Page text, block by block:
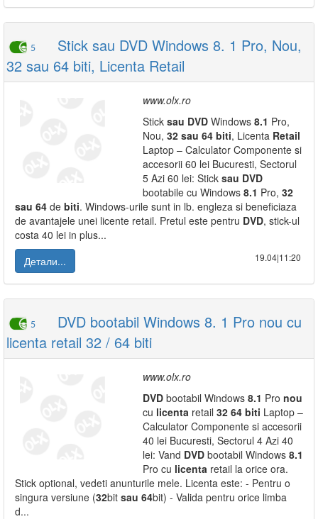
5
Stick sau DVD Windows 8. 1 Pro, Nou,
32 sau 64 biti, Licenta Retail
www.olx.ro
Stick sau DVD Windows 8.1 Pro,
Nou, 32 sau 64 biti, Licenta Retail
Laptop – Calculator Componente si
accesorii 60 lei Bucuresti, Sectorul
5 Azi 60 lei: Stick sau DVD
bootabile cu Windows 8.1 Pro, 32
sau 64 de biti. Windows-urile sunt in lb. engleza si beneficiaza
de avantajele unei licente retail. Pretul este pentru DVD, stick-ul
costa 40 lei in plus...
Детали...
19.04|11:20
5
DVD bootabil Windows 8. 1 Pro nou cu
licenta retail 32 / 64 biti
www.olx.ro
DVD bootabil Windows 8.1 Pro nou
cu licenta retail 32 64 biti Laptop –
Calculator Componente si accesorii
40 lei Bucuresti, Sectorul 4 Azi 40
lei: Vand DVD bootabil Windows 8.1
Pro cu licenta retail la orice ora.
Stick optional, vedeti anunturile mele. Licenta este: - Pentru o
singura versiune (32bit sau 64bit) - Valida pentru orice limba
d...